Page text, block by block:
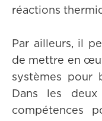
réactions
Par ailleurs, il
de mettre en
systèmes pour
Dans les
compétences